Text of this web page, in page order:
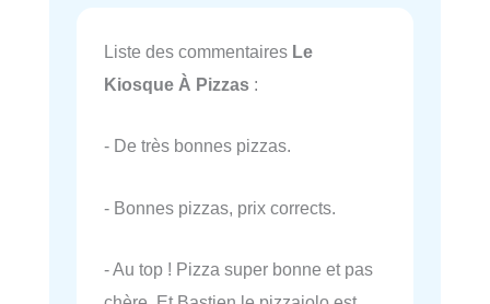
Liste des commentaires Le
Kiosque À Pizzas :
- De très bonnes pizzas.
- Bonnes pizzas, prix corrects.
- Au top ! Pizza super bonne et pas